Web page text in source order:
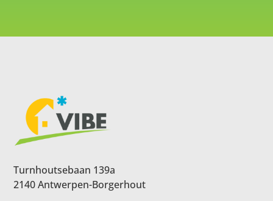
Turnhoutsebaan 139a
2140 Antwerpen-Borgerhout